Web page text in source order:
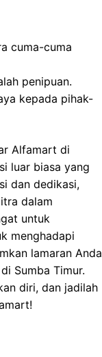
cuma-cuma
penipuan.
kepada pihak-
Alfamart di
luar biasa yang
dan dedikasi,
dalam
untuk
menghadapi
lamaran Anda
Sumba Timur.
diri, dan jadilah